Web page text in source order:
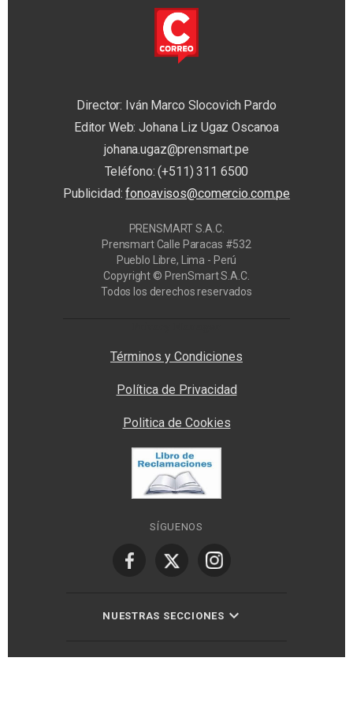
Director: Iván Marco Slocovich Pardo
Editor Web: Johana Liz Ugaz Oscanoa
johana.ugaz@prensmart.pe
Teléfono: (+511) 311 6500
Publicidad:fonoavisos@comercio.com.pe
PRENSMART S.A.C.
Prensmart Calle Paracas #532
Pueblo Libre, Lima - Perú
Copyright © PrenSmart S.A.C.
Todos los derechos reservados
Términos y Condiciones
Política de Privacidad
Politica de Cookies
SÍGUENOS
NUESTRAS SECCIONES